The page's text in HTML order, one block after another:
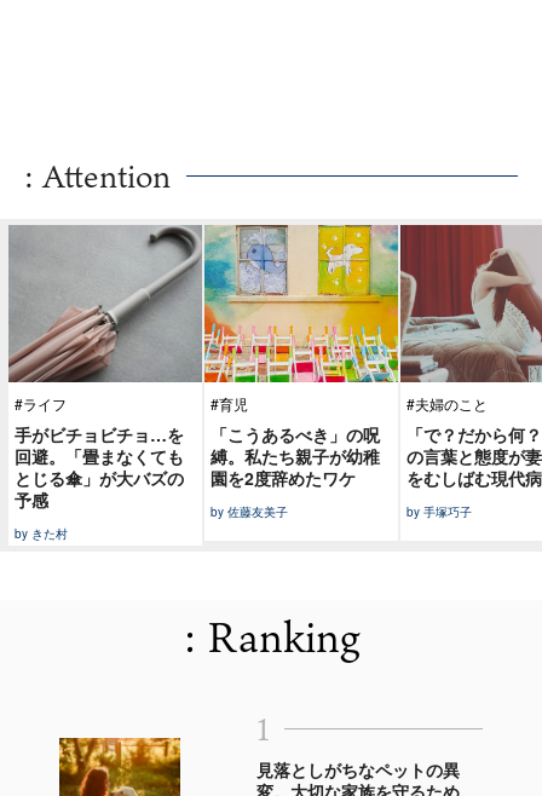
: Attention
#ライフ
手がビチョビチョ…を
回避。「畳まなくても
とじる傘」が大バズの
予感
by きた村
#育児
「こうあるべき」の呪
縛。私たち親子が幼稚
園を2度辞めたワケ
by 佐藤友美子
#夫婦のこと
「で？だから何
の言葉と態度が
をむしばむ現代病
by 手塚巧子
: Ranking
1
見落としがちなペットの異